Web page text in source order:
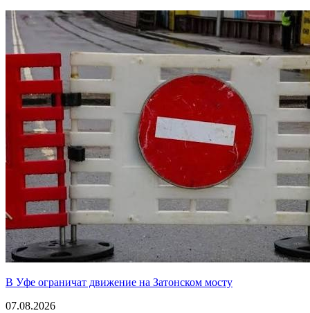
В Уфе ограничат движение на Затонском мосту
07.08.2026